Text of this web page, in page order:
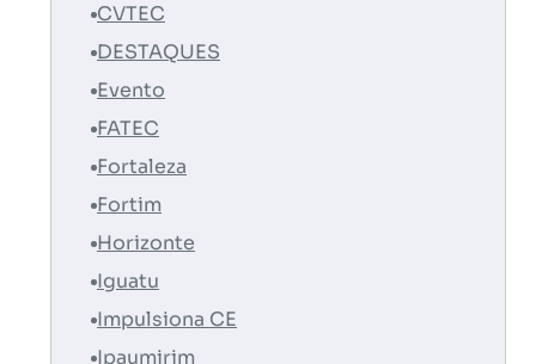
CVTEC
DESTAQUES
Evento
FATEC
Fortaleza
Fortim
Horizonte
Iguatu
Impulsiona CE
Ipaumirim